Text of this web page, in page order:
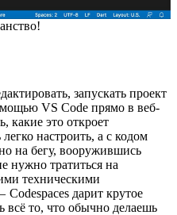
запускать проект
VS Code прямо в веб-
какие это откроет
настроить, а с кодом
на бегу, вооружившись
тратиться на
техническими
дарит крутое
то, что обычно делаешь